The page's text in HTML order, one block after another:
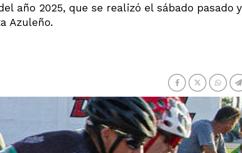
año 2025, que se realizó el sábado pasado y
Azuleño.